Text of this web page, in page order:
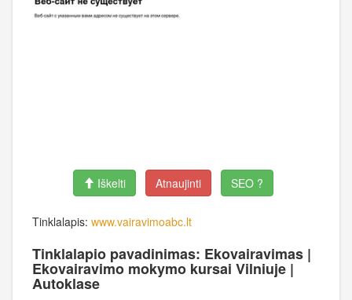
Iškelti Atnaujinti SEO ?
Tinklalapis: www.vairavimoabc.lt
Tinklalapio pavadinimas: Ekovairavimas |
Ekovairavimo mokymo kursai Vilniuje |
Autoklase